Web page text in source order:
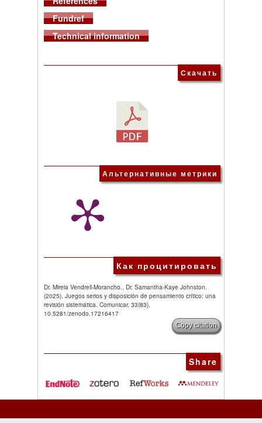
Fundref
Technical information
Скачать
Альтернативные метрики
Как процитировать
Dr. Mireia Vendrell-Morancho., Dr. Samantha-Kaye Johnston.
(2025). Juegos serios y disposición de pensamiento crítico: una
revisión sistemática. Comunicar, 33(83).
10.5281/zenodo.17216417
Copy citation
Share